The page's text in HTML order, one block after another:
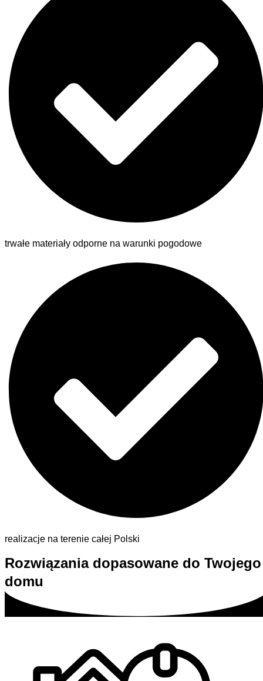
trwałe materiały odporne na warunki pogodowe
realizacje na terenie całej Polski
Rozwiązania dopasowane do Twojego
domu